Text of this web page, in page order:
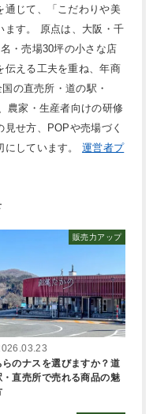
通じて、「こだわりや美
ます。 原点は、大阪・千
・売場30坪の小さな店
伝える工夫を重ね、年商
の直売所・道の駅・
農家・生産者向けの研修
せ方、POPや売場づく
にしています。運営者プ
販売力アップ
らのナスを選びますか？道
・直売所で売れる商品の魅